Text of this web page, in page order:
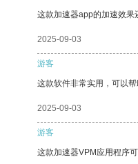
这款加速器app的加速效果
2025-09-03
游客
这款软件非常实用，可以
2025-09-03
游客
这款加速器VPM应用程序